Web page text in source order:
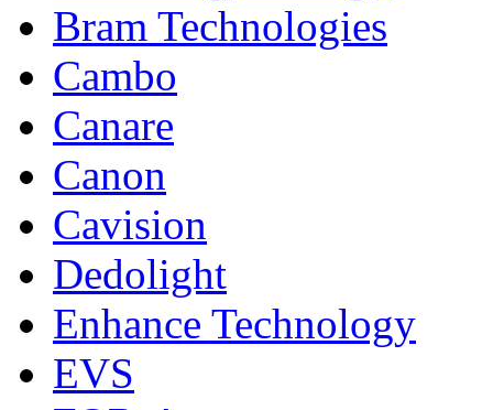
Bram Technologies
Cambo
Canare
Canon
Cavision
Dedolight
Enhance Technology
EVS